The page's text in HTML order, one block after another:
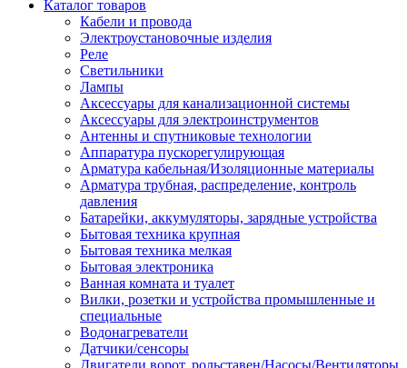
Каталог товаров
Кабели и провода
Электроустановочные изделия
Реле
Светильники
Лампы
Аксессуары для канализационной системы
Аксессуары для электроинструментов
Антенны и спутниковые технологии
Аппаратура пускорегулирующая
Арматура кабельная/Изоляционные материалы
Арматура трубная, распределение, контроль
давления
Батарейки, аккумуляторы, зарядные устройства
Бытовая техника крупная
Бытовая техника мелкая
Бытовая электроника
Ванная комната и туалет
Вилки, розетки и устройства промышленные и
специальные
Водонагреватели
Датчики/сенсоры
Двигатели ворот, рольставен/Насосы/Вентиляторы